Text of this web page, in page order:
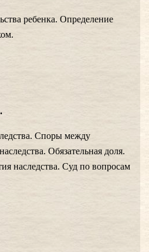
ребенка. Определение
Споры между
Обязательная доля.
наследства. Суд по вопросам